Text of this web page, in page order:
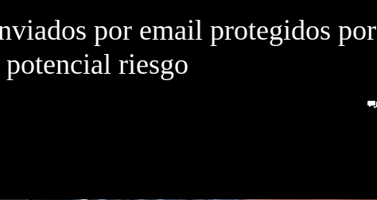
por email protegidos por
riesgo